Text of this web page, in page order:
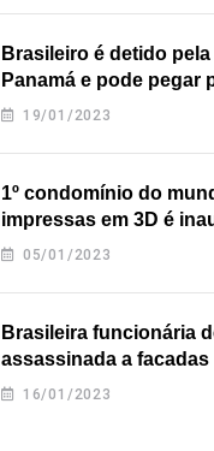
Brasileiro é detido
Panamá e pode pegar
nos EUA
19/01/2023
1º condomínio do
impressas em 3D é
Texas
05/01/2023
Brasileira funcionária
assassinada a
16/01/2023